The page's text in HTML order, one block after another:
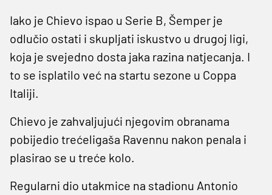
Iako je Chievo ispao u Serie B, Šemper je
odlučio ostati i skupljati iskustvo u drugoj ligi,
koja je svejedno dosta jaka razina natjecanja. I
to se isplatilo već na startu sezone u Coppa
Italiji.
Chievo je zahvaljujući njegovim obranama
pobijedio trećeligaša Ravennu nakon penala i
plasirao se u treće kolo.
Regularni dio utakmice na stadionu Antonio